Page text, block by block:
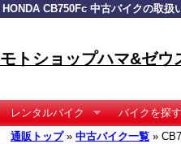
HONDA CB750Fc 中古バイクの取扱
モトショップハマ&ゼウ
レンタルバイク バイクを探
通販トップ» 中古バイク一覧 »